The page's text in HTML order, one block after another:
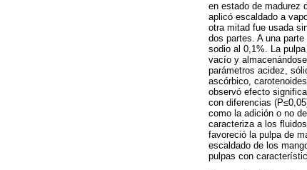
en estado de madurez
aplicó escaldado a
otra mitad fue usada
dos partes. A una
sodio al 0,1%. La
vacío y
parámetros acidez,
ascórbico,
observó efecto
con diferencias
como la adición o no
caracteriza a los
favoreció la pulpa de
escaldado de los
pulpas con